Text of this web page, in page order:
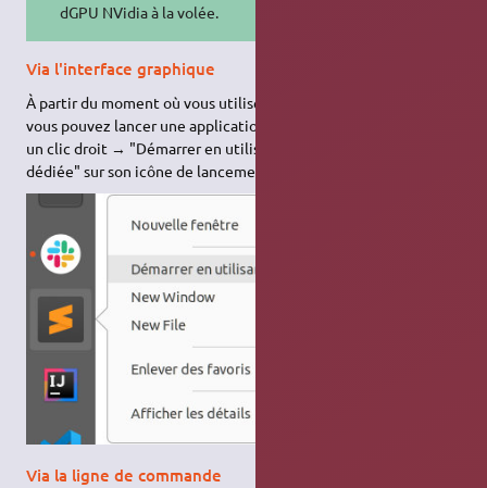
dGPU NVidia à la volée.
Via l'interface graphique
À partir du moment où vous utilisez le profil "On Demand",
vous pouvez lancer une application avec votre dGPU en faisant
un clic droit → "Démarrer en utilisant la carte graphique
dédiée" sur son icône de lancement.
Via la ligne de commande